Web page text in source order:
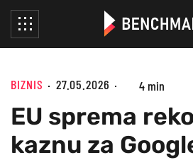
BIZNIS 27.05.2026 4 min
EU sprema
kaznu za